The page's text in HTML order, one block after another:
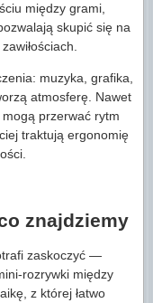
między grami,
skupić się na
muzyka, grafika,
atmosferę. Nawet
przerwać rytm
traktują ergonomię
znajdziemy
zaskoczyć —
rozrywki między
z której łatwo